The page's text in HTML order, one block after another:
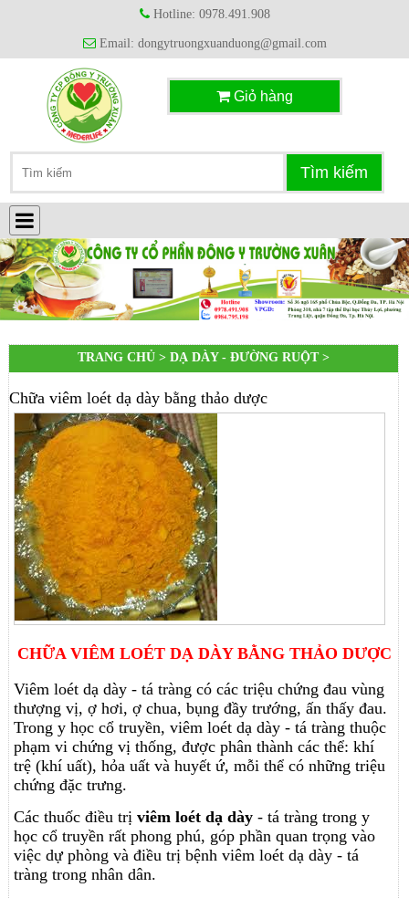
Hotline: 0978.491.908
Email: dongytruongxuanduong@gmail.com
Giỏ hàng
TRANG CHỦ > DẠ DÀY - ĐƯỜNG RUỘT>
Chữa viêm loét dạ dày bằng thảo dược
CHỮA VIÊM LOÉT DẠ DÀY BẰNG THẢO DƯỢC
Viêm loét dạ dày - tá tràng có các triệu chứng đau vùng
thượng vị, ợ hơi, ợ chua, bụng đầy trướng, ấn thấy đau.
Trong y học cổ truyền, viêm loét dạ dày - tá tràng thuộc
phạm vi chứng vị thống, được phân thành các thể: khí
trệ (khí uất), hỏa uất và huyết ứ, mỗi thể có những triệu
chứng đặc trưng.
Các thuốc điều trịviêm loét dạ dày - tá tràng trong y
học cổ truyền rất phong phú, góp phần quan trọng vào
việc dự phòng và điều trị bệnh viêm loét dạ dày - tá
tràng trong nhân dân.